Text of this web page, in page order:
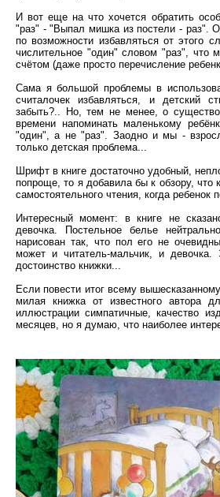
И вот еще на что хочется обратить
"раз" - "Выпал мишка из постели - раз".
по возможности избавляться от этого
числительное "один" словом "раз", что
счётом (даже просто перечисление
Сама я большой проблемы в
считалочек избавляться, и детский
забыть?.. Но, тем не менее, о
времени напоминать маленькому
"один", а не "раз". Заодно и мы -
только детская проблема...
Шрифт в книге достаточно удобный,
попроще, то я добавила бы к обзору, что
самостоятельного чтения, когда ребенок
Интересный момент: в книге не
девочка. Постельное белье
нарисован так, что пол его не
может и читатель-мальчик, и
достоинство книжки...
Если повести итог всему
милая книжка от известного автора
иллюстрации симпатичные, качество
месяцев, но я думаю, что наиболее